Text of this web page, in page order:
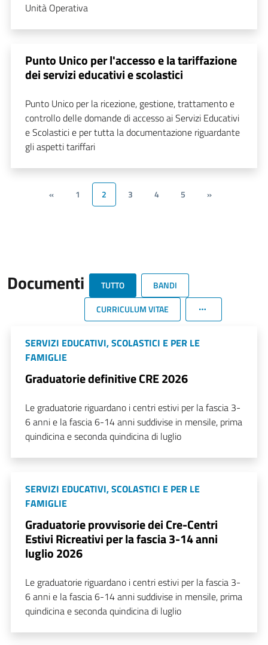
Unità Operativa
Punto Unico per l'accesso e la tariffazione
dei servizi educativi e scolastici
Punto Unico per la ricezione, gestione, trattamento e
controllo delle domande di accesso ai Servizi Educativi
e Scolastici e per tutta la documentazione riguardante
gli aspetti tariffari
« 1 2 3 4 5 »
Documenti TUTTO
BANDI
CURRICULUM VITAE
SERVIZI EDUCATIVI, SCOLASTICI E PER LE
FAMIGLIE
Graduatorie definitive CRE 2026
Le graduatorie riguardano i centri estivi per la fascia 3-
6 anni e la fascia 6-14 anni suddivise in mensile, prima
quindicina e seconda quindicina di luglio
SERVIZI EDUCATIVI, SCOLASTICI E PER LE
FAMIGLIE
Graduatorie provvisorie dei Cre-Centri
Estivi Ricreativi per la fascia 3-14 anni
luglio 2026
Le graduatorie riguardano i centri estivi per la fascia 3-
6 anni e la fascia 6-14 anni suddivise in mensile, prima
quindicina e seconda quindicina di luglio